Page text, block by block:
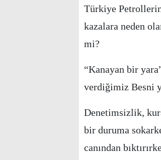
Türkiye
kazalara neden
mi?
“Kanayan bir
verdiğimiz Besni
Denetimsizlik,
bir duruma
canından